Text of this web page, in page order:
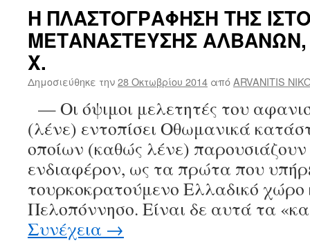
ΤΗΣ
ΙΣΤΟΡΙΑΣ
ΑΛΒΑΝΩΝ
—
ΜΕΡΟΣ
2ον
Η ΠΛΑΣΤΟΓΡΑΦΗΣΗ ΤΗΣ
ΜΕΤΑΝΑΣΤΕΥΣΗΣ ΑΛΒΑΝΩΝ,
Χ.
Δημοσιεύθηκε την28 Οκτωβρίου 2014 απόARVANITIS
— Οι όψιμοι μελετητές του
(λένε) εντοπίσει Οθωμανικά
οποίων (καθώς λένε) παρουσιάζουν
ενδιαφέρον, ως τα πρώτα που
τουρκοκρατούμενο Ελλαδικό χώρο
Πελοπόννησο. Είναι δε αυτά τα
Συνέχεια →